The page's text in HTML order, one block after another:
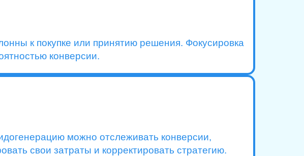
к покупке или принятию решения. Фокусировка
конверсии.
можно отслеживать конверсии,
свои затраты и корректировать стратегию.